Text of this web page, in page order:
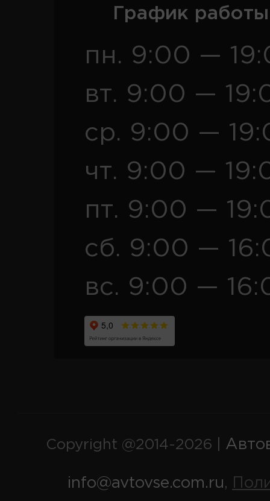
График
пн. 9:00 —
вт. 9:00 —
ср. 9:00 —
чт. 9:00 —
пт. 9:00 —
сб. 9:00 —
вс. 9:00 —
Copyright @2014-2026 |
info@avtovse.com.ru,